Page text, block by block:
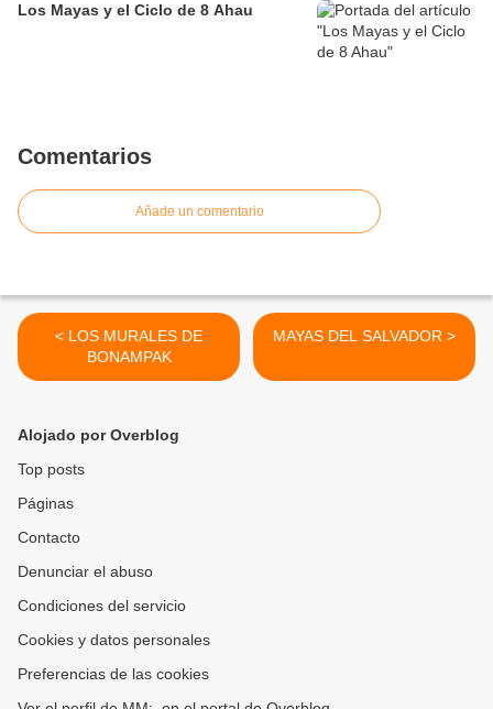
Los Mayas y el Ciclo de 8 Ahau
Comentarios
Añade un comentario
< LOS MURALES DE
BONAMPAK
MAYAS DEL SALVADOR >
Alojado por Overblog
Top posts
Páginas
Contacto
Denunciar el abuso
Condiciones del servicio
Cookies y datos personales
Preferencias de las cookies